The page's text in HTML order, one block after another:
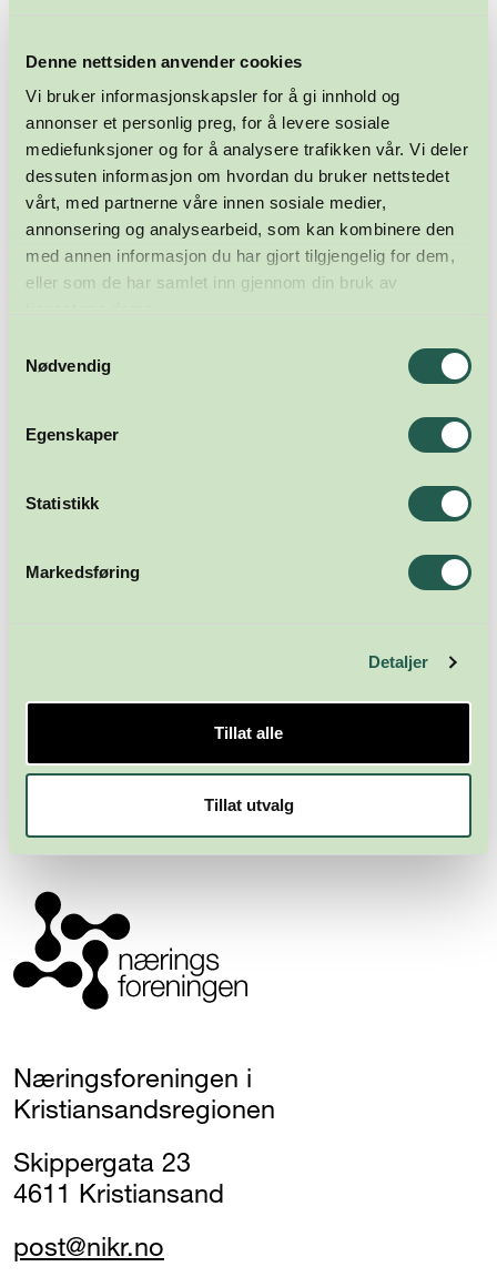
Denne nettsiden anvender cookies
Vi bruker informasjonskapsler for å gi innhold og
annonser et personlig preg, for å levere sosiale
mediefunksjoner og for å analysere trafikken vår. Vi deler
dessuten informasjon om hvordan du bruker nettstedet
vårt, med partnerne våre innen sosiale medier,
annonsering og analysearbeid, som kan kombinere den
med annen informasjon du har gjort tilgjengelig for dem,
eller som de har samlet inn gjennom din bruk av
Nødvendig
Egenskaper
Statistikk
Markedsføring
Detaljer
Tillat alle
Tillat utvalg
Meld deg på nyhetsbrevet
Næringsforeningen i
Kristiansandsregionen
Skippergata 23
4611 Kristiansand
post@nikr.no